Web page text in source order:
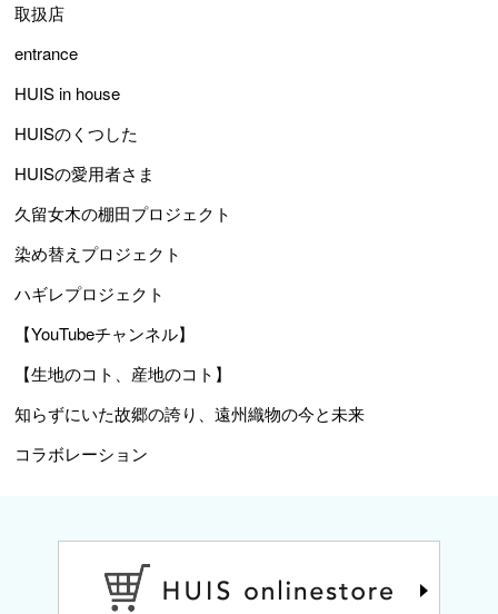
取扱店
entrance
HUIS in house
HUISのくつした
HUISの愛用者さま
久留女木の棚田プロジェクト
染め替えプロジェクト
ハギレプロジェクト
【YouTubeチャンネル】
【生地のコト、産地のコト】
知らずにいた故郷の誇り、遠州織物の今と未来
コラボレーション